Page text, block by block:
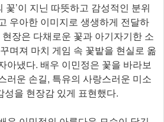
꽃’이 지닌 따뜻하고 감성적인 분위
우아한 이미지로 생생하게 전달하
장은 다채로운 꽃과 아기자기한 소
며져 마치 게임 속 꽃밭을 현실로 옮
아냈다. 배우 이민정은 꽃을 바라보
러운 손길, 특유의 사랑스러운 미소
성을 현장감 있게 표현했다.